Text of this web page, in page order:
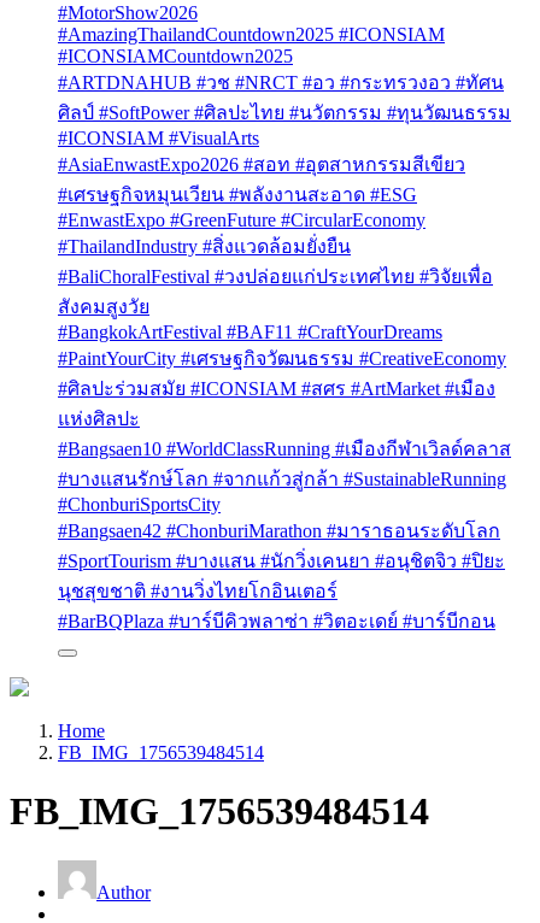
#MotorShow2026
#AmazingThailandCountdown2025 #ICONSIAM
#ICONSIAMCountdown2025
#ARTDNAHUB #วช #NRCT #อว #กระทรวงอว #ทัศน
ศิลป์ #SoftPower #ศิลปะไทย #นวัตกรรม #ทุนวัฒนธรรม
#ICONSIAM #VisualArts
#AsiaEnwastExpo2026 #สอท #อุตสาหกรรมสีเขียว
#เศรษฐกิจหมุนเวียน #พลังงานสะอาด #ESG
#EnwastExpo #GreenFuture #CircularEconomy
#ThailandIndustry #สิ่งแวดล้อมยั่งยืน
#BaliChoralFestival #วงปล่อยแก่ประเทศไทย #วิจัยเพื่อ
สังคมสูงวัย
#BangkokArtFestival #BAF11 #CraftYourDreams
#PaintYourCity #เศรษฐกิจวัฒนธรรม #CreativeEconomy
#ศิลปะร่วมสมัย #ICONSIAM #สศร #ArtMarket #เมือง
แห่งศิลปะ
#Bangsaen10 #WorldClassRunning #เมืองกีฬาเวิลด์คลาส
#บางแสนรักษ์โลก #จากแก้วสู่กล้า #SustainableRunning
#ChonburiSportsCity
#Bangsaen42 #ChonburiMarathon #มาราธอนระดับโลก
#SportTourism #บางแสน #นักวิ่งเคนยา #อนุชิตจิว #ปิยะ
นุชสุขชาติ #งานวิ่งไทยโกอินเตอร์
#BarBQPlaza #บาร์บีคิวพลาซ่า #วิตอะเดย์ #บาร์บีกอน
Home
FB_IMG_1756539484514
FB_IMG_1756539484514
Author